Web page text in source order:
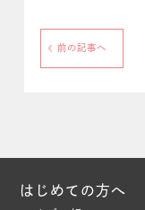
前の記事へ
はじめての方へ